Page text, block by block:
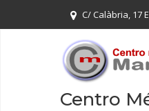
to
C/ Calàbria, 17
Centro